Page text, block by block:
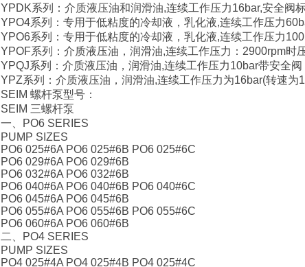
YPDK系列：介质液压油和润滑油,连续工作压力16bar,安全阀
YPO4系列：专用于低粘度的冷却液，乳化液,连续工作压力
YPO6系列：专用于低粘度的冷却液，乳化液,连续工作压力
YPOF系列：介质液压油，润滑油,连续工作压力：2900rpm时
YPQJ系列：介质液压油，润滑油,连续工作压力10bar带安全
YPZ系列：介质液压油，润滑油,连续工作压力为16bar(转速为
SEIM 螺杆泵型号：
SEIM 三螺杆泵
一、PO6 SERIES
PUMP SIZES
PO6 025#6A PO6 025#6B PO6 025#6C
PO6 029#6A PO6 029#6B
PO6 032#6A PO6 032#6B
PO6 040#6A PO6 040#6B PO6 040#6C
PO6 045#6A PO6 045#6B
PO6 055#6A PO6 055#6B PO6 055#6C
PO6 060#6A PO6 060#6B
二、PO4 SERIES
PUMP SIZES
PO4 025#4A PO4 025#4B PO4 025#4C